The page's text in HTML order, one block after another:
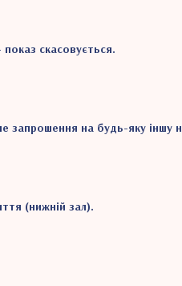
скасовується.
на будь-яку іншу
(нижній зал).